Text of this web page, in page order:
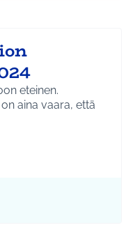
eteinen.
aina vaara, että
Ympäristö